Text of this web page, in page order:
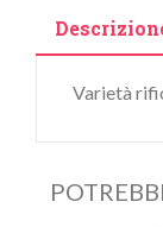
Varietà